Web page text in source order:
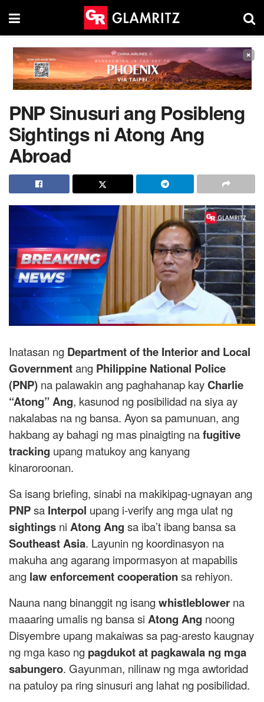
×
PNP Sinusuri ang Posibleng
Sightings ni Atong Ang
Abroad
Inatasan ng Department of the Interior and Local
Governmentang Philippine National Police
(PNP) na palawakin ang paghahanap kayCharlie
“Atong” Ang, kasunod ng posibilidad na siya ay
nakalabas na ng bansa. Ayon sa pamunuan, ang
hakbang ay bahagi ng mas pinaigting nafugitive
tracking upang matukoy ang kanyang
kinaroroonan.
Sa isang briefing, sinabi na makikipag-ugnayan ang
PNPsa Interpol upang i-verify ang mga ulat ng
sightings ni Atong Ang sa iba’t ibang bansa sa
Southeast Asia. Layunin ng koordinasyon na
makuha ang agarang impormasyon at mapabilis
ang law enforcement cooperationsa rehiyon.
Nauna nang binanggit ng isangwhistleblower na
maaaring umalis ng bansa si Atong Ang noong
Disyembre upang makaiwas sa pag-aresto kaugnay
ng mga kaso ng pagdukot at pagkawala ng mga
sabungero. Gayunman, nilinaw ng mga awtoridad
na patuloy pa ring sinusuri ang lahat ng posibilidad.